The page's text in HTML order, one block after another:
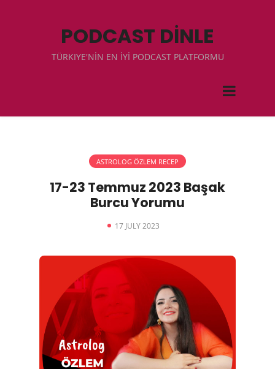
PODCAST DİNLE
TÜRKIYE'NİN EN İYİ PODCAST PLATFORMU
ASTROLOG ÖZLEM RECEP
17-23 Temmuz 2023 Başak
Burcu Yorumu
17 JULY 2023